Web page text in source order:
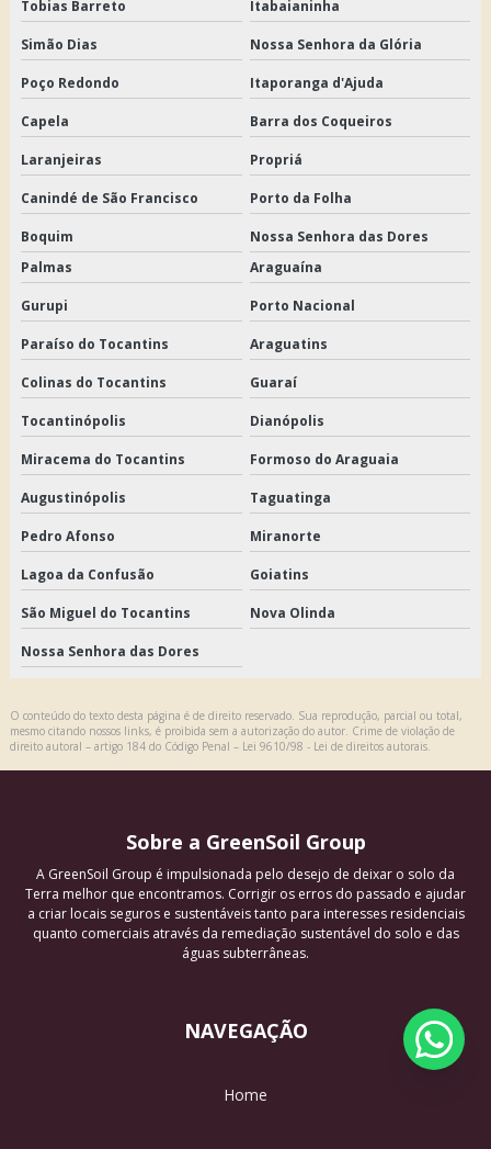
Tobias Barreto Itabaianinha
Simão Dias Nossa Senhora da Glória
Poço Redondo Itaporanga d'Ajuda
Capela Barra dos Coqueiros
Laranjeiras Propriá
Canindé de São Francisco Porto da Folha
Boquim
Nossa Senhora das Dores
Palmas
Araguaína
Gurupi Porto Nacional
Paraíso do Tocantins Araguatins
Colinas do Tocantins Guaraí
Tocantinópolis Dianópolis
Miracema do Tocantins Formoso do Araguaia
Augustinópolis Taguatinga
Pedro Afonso Miranorte
Lagoa da Confusão Goiatins
São Miguel do Tocantins Nova Olinda
Nossa Senhora das Dores
O conteúdo do texto desta página é de direito reservado. Sua reprodução, parcial ou total,
mesmo citando nossos links, é proibida sem a autorização do autor. Crime de violação de
direito autoral – artigo 184 do Código Penal – Lei 9610/98 - Lei de direitos autorais
Sobre a GreenSoil Group
A GreenSoil Group é impulsionada pelo desejo de deixar o solo da
Terra melhor que encontramos. Corrigir os erros do passado e ajudar
a criar locais seguros e sustentáveis tanto para interesses residenciais
quanto comerciais através da remediação sustentável do solo e das
águas subterrâneas.
NAVEGAÇÃO
Home